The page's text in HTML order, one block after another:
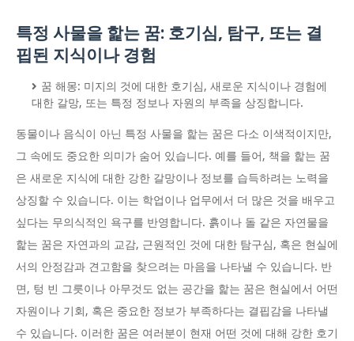
특정 사물을 핥는 꿈: 호기심, 탐구, 또는 결
핍된 지식이나 경험
꿈 해몽: 미지의 것에 대한 호기심, 새로운 지식이나 경험에
대한 갈망, 또는 특정 정보나 자원의 부족을 상징합니다.
동물이나 음식이 아닌 특정 사물을 핥는 꿈은 다소 이색적이지만,
그 속에도 중요한 의미가 숨어 있습니다. 예를 들어, 책을 핥는 꿈
은 새로운 지식에 대한 강한 갈망이나 정보를 습득하려는 노력을
상징할 수 있습니다. 이는 학업이나 업무에서 더 많은 것을 배우고
싶다는 무의식적인 욕구를 반영합니다. 흙이나 돌 같은 자연물을
핥는 꿈은 자연과의 교감, 근원적인 것에 대한 탐구심, 혹은 현실에
서의 안정감과 견고함을 찾으려는 마음을 나타낼 수 있습니다. 반
면, 텅 빈 그릇이나 아무것도 없는 공간을 핥는 꿈은 현실에서 어떤
자원이나 기회, 혹은 중요한 정보가 부족하다는 결핍감을 나타낼
수 있습니다. 이러한 꿈은 여러분이 현재 어떤 것에 대해 강한 호기